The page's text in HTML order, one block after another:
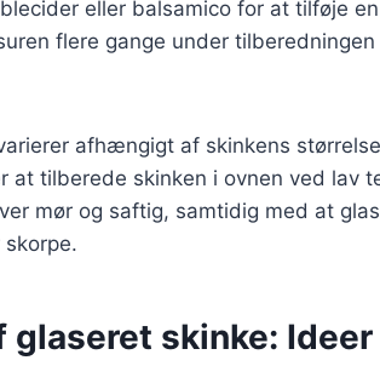
eller balsamico for at tilføje
flere gange under
afhængigt af skinkens
at tilberede skinken i ovnen ved lav
mør og saftig, samtidig med at
glaseret skinke: